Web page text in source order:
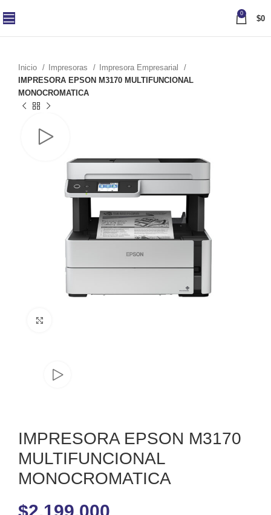
0
$0
Inicio Impresoras
Impresora Empresarial
IMPRESORA EPSON M3170 MULTIFUNCIONAL
MONOCROMATICA
IMPRESORA EPSON M3170
MULTIFUNCIONAL
MONOCROMATICA